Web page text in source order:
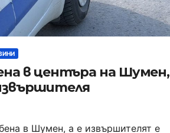
в центъра на Шумен,
в Шумен, а е извършителят е